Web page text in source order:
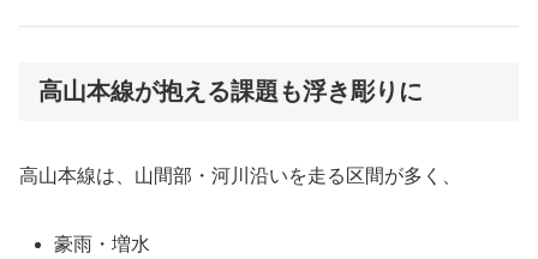
高山本線が抱える課題も浮き彫りに
高山本線は、山間部・河川沿いを走る区間が多く、
豪雨・増水